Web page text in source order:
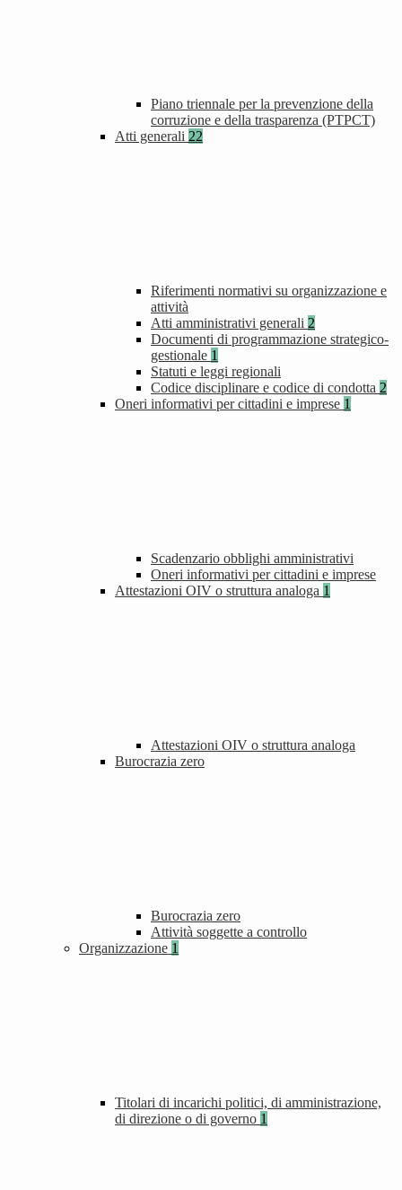
Piano triennale per la prevenzione della
corruzione e della trasparenza (PTPCT)
Atti generali 22
Riferimenti normativi su organizzazione e
attività
Atti amministrativi generali 2
Documenti di programmazione strategico-
gestionale 1
Statuti e leggi regionali
Codice disciplinare e codice di condotta 2
Oneri informativi per cittadini e imprese 1
Scadenzario obblighi amministrativi
Oneri informativi per cittadini e imprese
Attestazioni OIV o struttura analoga 1
Attestazioni OIV o struttura analoga
Burocrazia zero
Burocrazia zero
Attività soggette a controllo
Organizzazione 1
Titolari di incarichi politici, di amministrazione,
di direzione o di governo 1